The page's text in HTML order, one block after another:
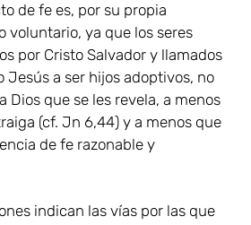
de fe es, por su propia
voluntario, ya que los seres
por Cristo Salvador y llamados
Jesús a ser hijos adoptivos, no
Dios que se les revela, a menos
(cf. Jn 6,44) y a menos que
de fe razonable y
indican las vías por las que